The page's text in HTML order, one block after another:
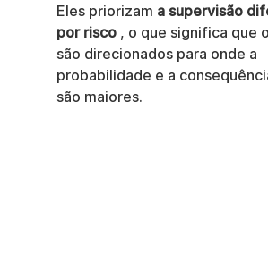
Eles priorizam a supervisão
por risco , o que significa que
são direcionados para onde a
probabilidade e a
são maiores.